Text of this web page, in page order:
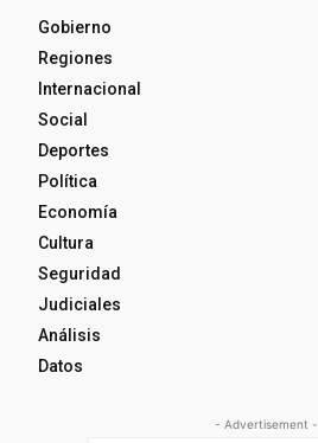
Gobierno
Regiones
Internacional
Social
Deportes
Política
Economía
Cultura
Seguridad
Judiciales
Análisis
Datos
- Advertisement -